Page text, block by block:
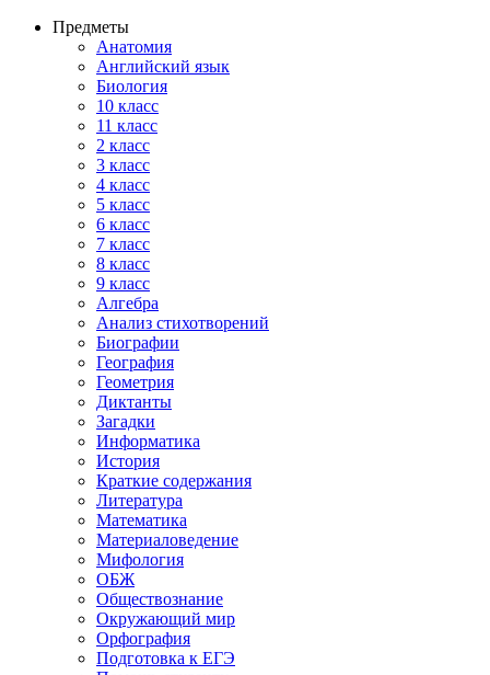
Предметы
Анатомия
Английский язык
Биология
10 класс
11 класс
2 класс
3 класс
4 класс
5 класс
6 класс
7 класс
8 класс
9 класс
Алгебра
Анализ стихотворений
Биографии
География
Геометрия
Диктанты
Загадки
Информатика
История
Краткие содержания
Литература
Математика
Материаловедение
Мифология
ОБЖ
Обществознание
Окружающий мир
Орфография
Подготовка к ЕГЭ